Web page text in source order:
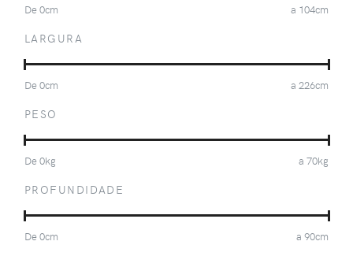
De0cm a 104cm
LARGURA
De0cm a 226cm
PESO
De0kg a 70kg
PROFUNDIDADE
De0cm a 90cm